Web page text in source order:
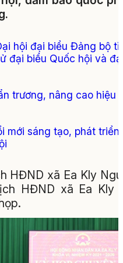
hội đại biểu Đảng bộ
đại biểu Quốc hội và
trương, nâng cao hiệu
mới sáng tạo, phát triển
HĐND xã Ea Kly
HĐND xã Ea Kly